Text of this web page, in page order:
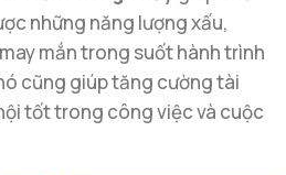
những năng lượng xấu,
mắn trong suốt hành trình
cũng giúp tăng cường tài
tốt trong công việc và cuộc